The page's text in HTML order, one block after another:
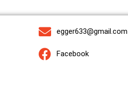
egger633@gmail.com
Facebook